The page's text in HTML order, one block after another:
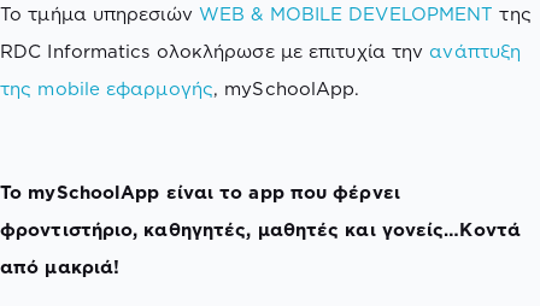
Το τμήμα υπηρεσιών WEB & MOBILE DEVELOPMENT της
RDC Informatics ολοκλήρωσε με επιτυχία την ανάπτυξη
της mobile εφαρμογής, mySchoolApp.
Το mySchoolApp είναι το app που φέρνει
φροντιστήριο, καθηγητές, μαθητές και γονείς…Κοντά
από μακριά!